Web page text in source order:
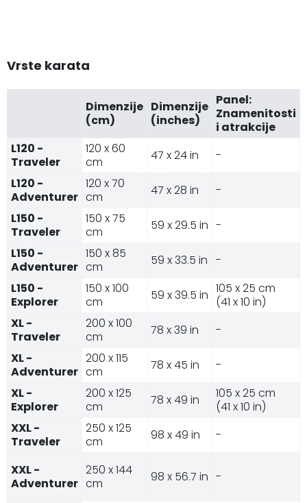
Vrste karata
Dimenzije
(cm)
Dimenzije
(inches)
Panel:
Znamenitosti
i atrakcije
L120 -
Traveler
120 x 60
cm
47 x 24 in -
L120 -
Adventurer
120 x 70
cm
47 x 28 in -
L150 -
Traveler
150 x 75
cm
59 x 29.5 in -
L150 -
Adventurer
150 x 85
cm
59 x 33.5 in -
L150 -
Explorer
150 x 100
cm
59 x 39.5 in 105 x 25 cm
(41 x 10 in)
XL -
Traveler
200 x 100
cm
78 x 39 in -
XL -
Adventurer
200 x 115
cm
78 x 45 in -
XL -
Explorer
200 x 125
cm
78 x 49 in
105 x 25 cm
(41 x 10 in)
XXL -
Traveler
250 x 125
cm
98 x 49 in -
XXL -
Adventurer
250 x 144
cm
98 x 56.7 in -